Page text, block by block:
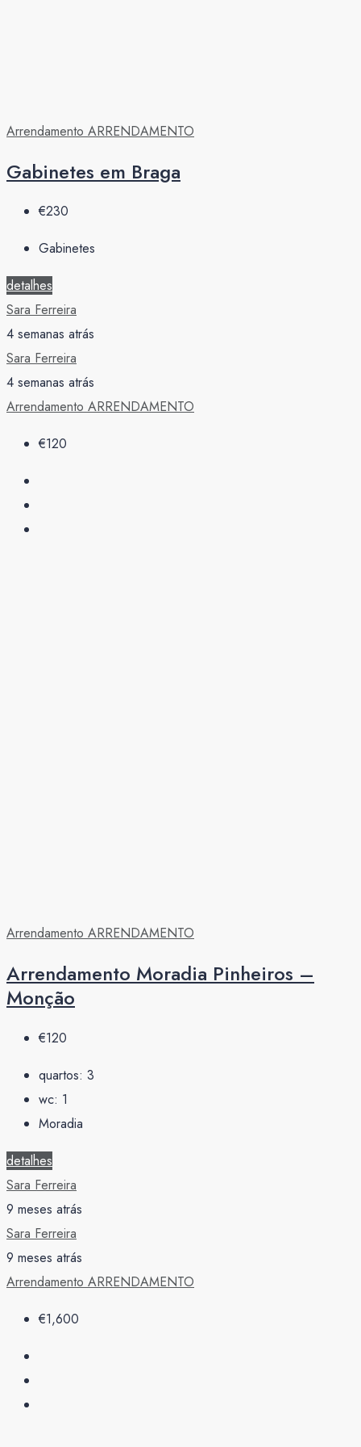
Arrendamento ARRENDAMENTO
Gabinetes em Braga
€230
Gabinetes
detalhes
Sara Ferreira
4 semanas atrás
Sara Ferreira
4 semanas atrás
Arrendamento ARRENDAMENTO
€120
Arrendamento ARRENDAMENTO
Arrendamento Moradia Pinheiros –
Monção
€120
quartos: 3
wc: 1
Moradia
detalhes
Sara Ferreira
9 meses atrás
Sara Ferreira
9 meses atrás
Arrendamento ARRENDAMENTO
€1,600